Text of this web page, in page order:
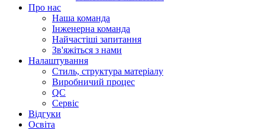
Про нас
Наша команда
Інженерна команда
Найчастіші запитання
Зв'яжіться з нами
Налаштування
Стиль, структура матеріалу
Виробничий процес
QC
Сервіс
Відгуки
Освіта